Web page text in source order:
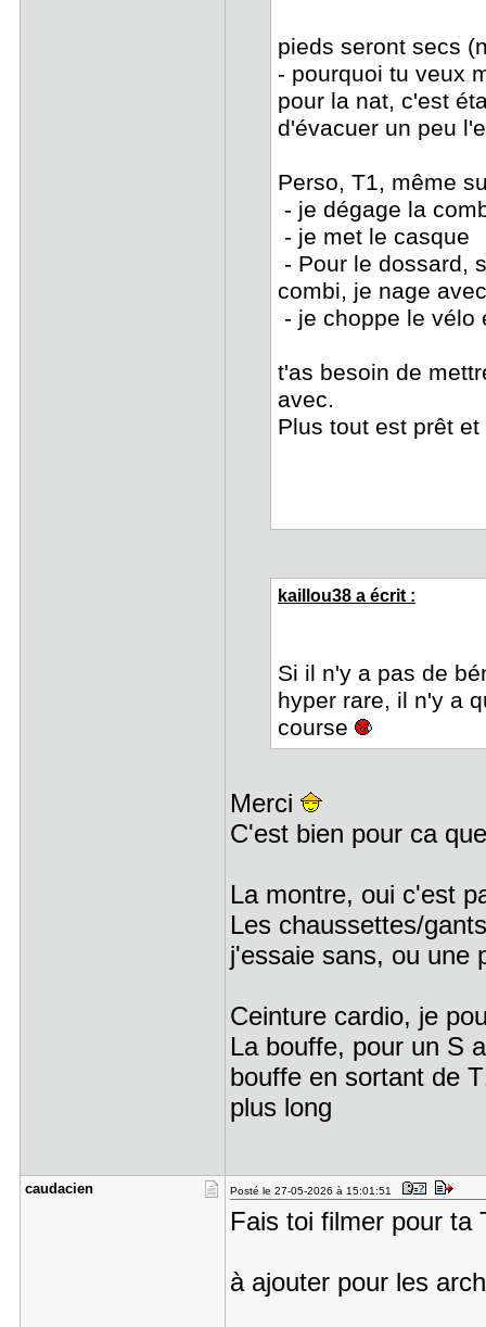
pieds seront secs
- pourquoi tu veux
pour la nat, c'est
d'évacuer un peu
Perso, T1, même
- je dégage la
- je met le casque
- Pour le dossard,
combi, je nage
- je choppe le vélo
t'as besoin de
avec.
Plus tout est prêt
kaillou38 a écrit :
Si il n'y a pas de
hyper rare, il n'y a
course
Merci
C'est bien pour ca
La montre, oui c'est
Les chaussettes/
j'essaie sans, ou une
Ceinture cardio, je
La bouffe, pour un S
bouffe en sortant de
plus long
caudacien Posté le 27-05-2026 à 15:01:51
Fais toi filmer pour ta
à ajouter pour les